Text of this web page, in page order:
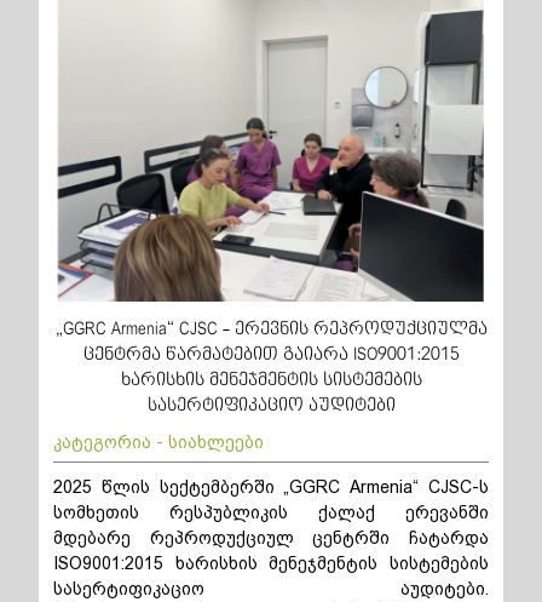
„GGRC Armenia“ CJSC - ერევნის რეპროდუქციულმა
ცენტრმა წარმატებით გაიარა ISO9001:2015
ხარისხის მენეჯმენტის სისტემების
სასერტიფიკაციო აუდიტები
კატეგორია - სიახლეები
2025 წლის სექტემბერში „GGRC Armenia“ CJSC-ს
სომხეთის რესპუბლიკის ქალაქ ერევანში
მდებარე რეპროდუქციულ ცენტრში ჩატარდა
ISO9001:2015 ხარისხის მენეჯმენტის სისტემების
სასერტიფიკაციო აუდიტები.